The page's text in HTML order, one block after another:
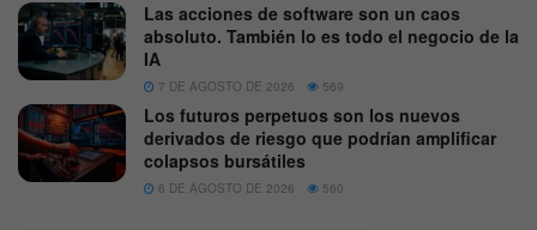
Las acciones de software son un caos
absoluto. También lo es todo el negocio de la
IA
7 DE AGOSTO DE 2026 569
Los futuros perpetuos son los nuevos
derivados de riesgo que podrían amplificar
colapsos bursátiles
6 DE AGOSTO DE 2026 560